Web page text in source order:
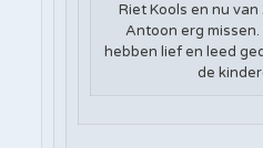
Riet Kools en nu
Antoon erg
hebben lief en leed
de